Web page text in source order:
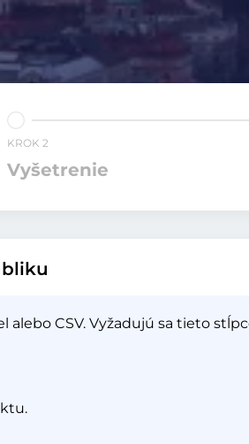
KROK 2
Vyšetrenie
CSV. Vyžadujú sa tieto